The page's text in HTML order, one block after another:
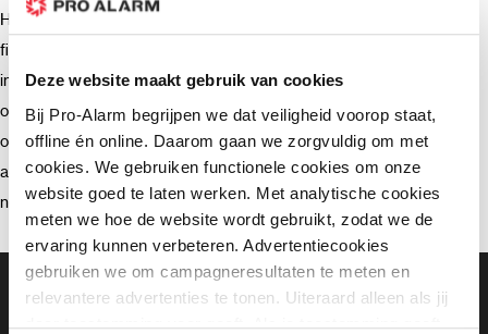
Deze website maakt gebruik van cookies
Bij Pro-Alarm begrijpen we dat veiligheid voorop staat,
offline én online. Daarom gaan we zorgvuldig om met
cookies. We gebruiken functionele cookies om onze
website goed te laten werken. Met analytische cookies
meten we hoe de website wordt gebruikt, zodat we de
ervaring kunnen verbeteren. Advertentiecookies
gebruiken we om campagneresultaten te meten en
relevantere advertenties te tonen. Uiteraard alleen als jij
daar toestemming voor geeft. Als je toestemming geeft,
Hikvision (3)
firmware (3)
installatie (2)
ondersteuning (2)
opnemen (2)
advies (2)
netwerkrecorder (2)
Gratis bezorging vanaf €99,-
Gratis retourneren binnen 90 dagen*
Klanten geven ons een 9.3 gemiddeld